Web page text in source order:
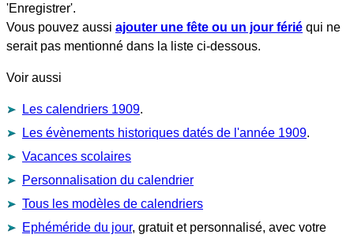
'Enregistrer'.
Vous pouvez aussi ajouter une fête ou un jour férié qui ne
serait pas mentionné dans la liste ci-dessous.
Voir aussi
Les calendriers 1909.
Les évènements historiques datés de l'année 1909.
Vacances scolaires
Personnalisation du calendrier
Tous les modèles de calendriers
Ephéméride du jour, gratuit et personnalisé, avec votre